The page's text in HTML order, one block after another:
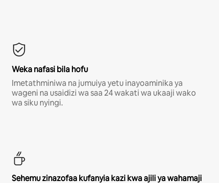
Weka nafasi bila hofu
Imetathminiwa na jumuiya yetu inayoaminika ya
wageni na usaidizi wa saa 24 wakati wa ukaaji wako
wa siku nyingi.
Sehemu zinazofaa kufanyia kazi kwa ajili ya wahamaji